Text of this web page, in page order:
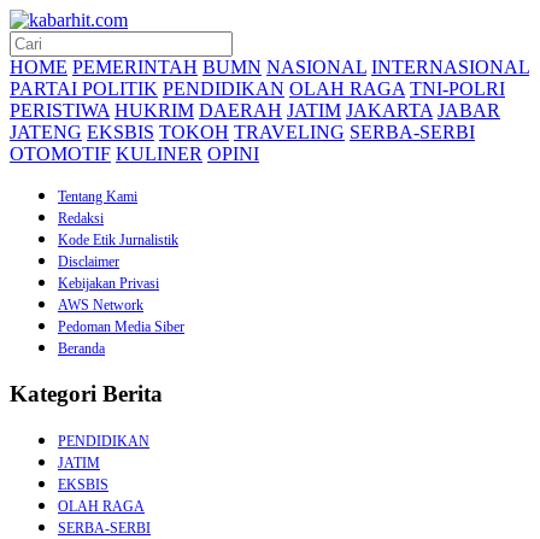
HOME PEMERINTAH BUMN NASIONAL INTERNASIONAL
PARTAI POLITIK PENDIDIKAN OLAH RAGA TNI-POLRI
PERISTIWA HUKRIM DAERAH JATIM JAKARTA JABAR
JATENG EKSBIS TOKOH TRAVELING SERBA-SERBI
OTOMOTIF KULINER OPINI
Tentang Kami
Redaksi
Kode Etik Jurnalistik
Disclaimer
Kebijakan Privasi
AWS Network
Pedoman Media Siber
Beranda
Kategori Berita
PENDIDIKAN
JATIM
EKSBIS
OLAH RAGA
SERBA-SERBI